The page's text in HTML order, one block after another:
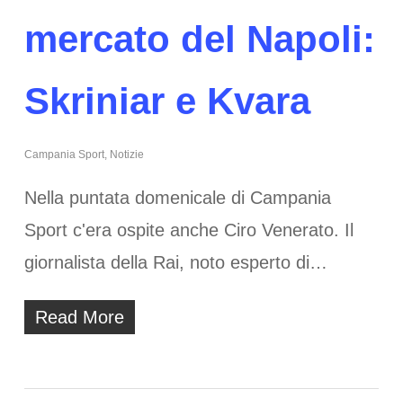
mercato del Napoli:
Skriniar e Kvara
Campania Sport, Notizie
Nella puntata domenicale di Campania
Sport c'era ospite anche Ciro Venerato. Il
giornalista della Rai, noto esperto di…
Read More